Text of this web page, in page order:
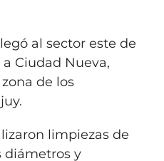
al sector este de
Ciudad Nueva,
de los
limpiezas de
diámetros y